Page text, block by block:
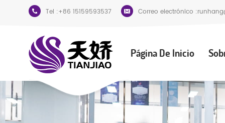
Tel :+86 15159593537 Correo electrónico :
Página De Inicio